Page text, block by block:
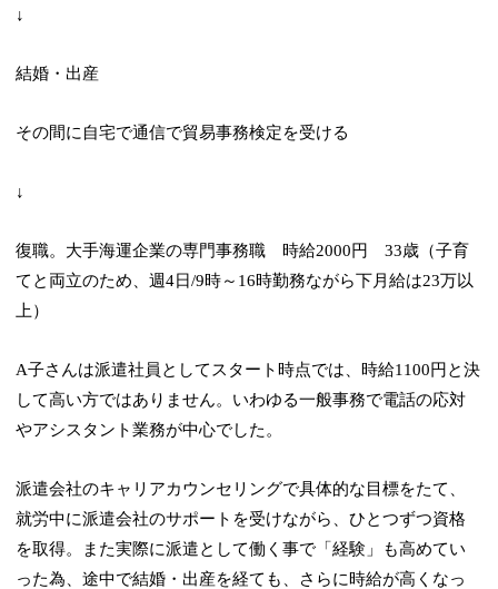
↓
結婚・出産
その間に自宅で通信で貿易事務検定を受ける
↓
復職。大手海運企業の専門事務職 時給2000円 33歳（子育
てと両立のため、週4日/9時～16時勤務ながら下月給は23万以
上）
A子さんは派遣社員としてスタート時点では、時給1100円と決
して高い方ではありません。いわゆる一般事務で電話の応対
やアシスタント業務が中心でした。
派遣会社のキャリアカウンセリングで具体的な目標をたて、
就労中に派遣会社のサポートを受けながら、ひとつずつ資格
を取得。また実際に派遣として働く事で「経験」も高めてい
った為、途中で結婚・出産を経ても、さらに時給が高くなっ